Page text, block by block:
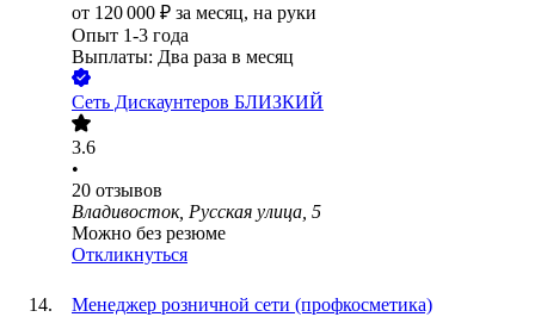
от 120 000 ₽ за месяц, на руки
Опыт 1-3 года
Выплаты: Два раза в месяц
Сеть Дискаунтеров БЛИЗКИЙ
3.6
•
20 отзывов
Владивосток, Русская улица, 5
Можно без резюме
Откликнуться
Менеджер розничной сети (профкосметика)